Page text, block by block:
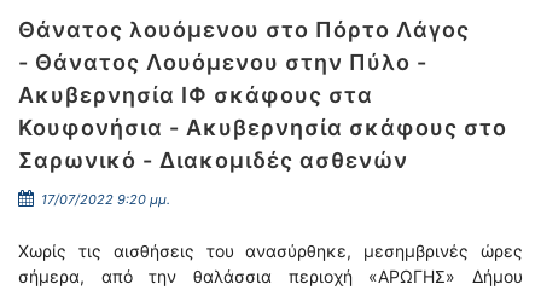
Θάνατος λουόμενου στο Πόρτο Λάγος
- Θάνατος Λουόμενου στην Πύλο -
Ακυβερνησία ΙΦ σκάφους στα
Κουφονήσια - Ακυβερνησία σκάφους στο
Σαρωνικό - Διακομιδές ασθενών
17/07/2022 9:20 μμ.
Χωρίς τις αισθήσεις του ανασύρθηκε, μεσημβρινές ώρες
σήμερα, από την θαλάσσια περιοχή «ΑΡΩΓΗΣ» Δήμου